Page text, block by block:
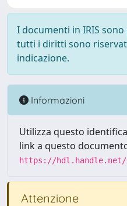
I documenti in IRIS
tutti i diritti sono
indicazione.
Informazioni
Utilizza questo
link a questo
https://hdl.handle.net/
Attenzione